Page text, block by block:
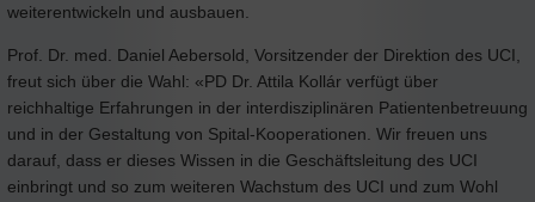
weiterentwickeln und ausbauen.
Prof. Dr. med. Daniel Aebersold, Vorsitzender der Direktion des UCI,
freut sich über die Wahl: «PD Dr. Attila Kollár verfügt über
reichhaltige Erfahrungen in der interdisziplinären Patientenbetreuung
und in der Gestaltung von Spital-Kooperationen. Wir freuen uns
darauf, dass er dieses Wissen in die Geschäftsleitung des UCI
einbringt und so zum weiteren Wachstum des UCI und zum Wohl